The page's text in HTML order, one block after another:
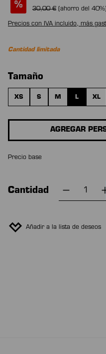
% 30,00 € (ahorro del 40%)
Precios con IVA incluido, más
Cantidad limitada
Seleccione
Tamaño
XS S M L XL
AGREGAR
Precio base
Cantidad
Añadir a la lista de deseos